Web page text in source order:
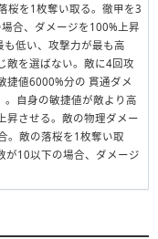
桜を1枚奪い取る。徹甲を3
合、ダメージを100%上昇
も低い、攻撃力が最も高
敵を選ばない。敵に4回攻
捷値6000%分の 貫通ダメ
。自身の敏捷値が敵より高
昇させる。敵の物理ダメー
。敵の落桜を1枚奪い取
が10以下の場合、ダメージ